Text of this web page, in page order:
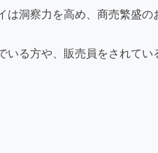
は洞察力を高め、商売繁盛の
いる方や、販売員をされてい